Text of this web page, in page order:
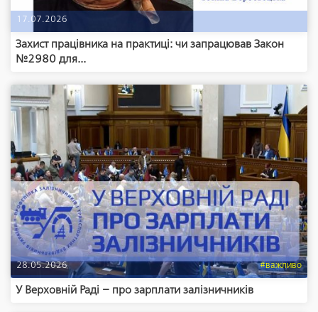
17.07.2026
Захист працівника на практиці: чи запрацював Закон
№2980 для...
28.05.2026 #важливо
У Верховній Раді – про зарплати залізничників